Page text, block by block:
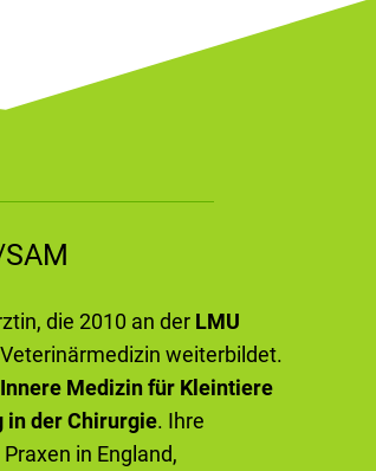
die 2010 an der LMU
weiterbildet.
Medizin für Kleintiere
in der Chirurgie. Ihre
in England,